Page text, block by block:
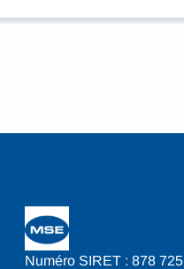
Numéro SIRET : 878